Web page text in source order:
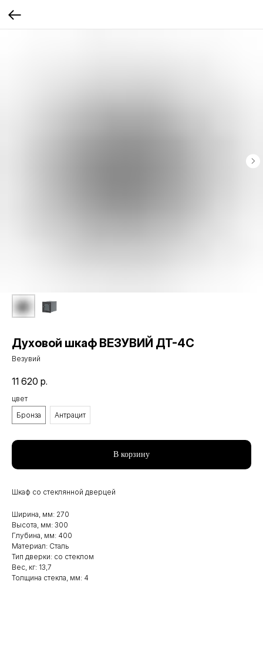
Духовой шкаф ВЕЗУВИЙ ДТ-4С
Везувий
11 620 р.
цвет
Бронза
Антрацит
В корзину
Шкаф со стеклянной дверцей
Ширина, мм: 270
Высота, мм: 300
Глубина, мм: 400
Материал: Сталь
Тип дверки: со стеклом
Вес, кг: 13,7
Толщина стекла, мм: 4